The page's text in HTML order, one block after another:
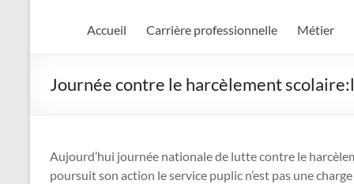
Accueil Carrière professionnelle Métier
Journée contre le harcèlement
Aujourd’hui journée nationale de lutte contre le
poursuit son action le service puplic n’est pas une